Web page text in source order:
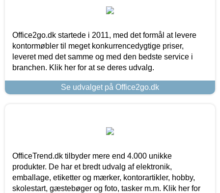
Office2go.dk startede i 2011, med det formål at levere
kontormøbler til meget konkurrencedygtige priser,
leveret med det samme og med den bedste service i
branchen. Klik her for at se deres udvalg.
Se udvalget på Office2go.dk
OfficeTrend.dk tilbyder mere end 4.000 unikke
produkter. De har et bredt udvalg af elektronik,
emballage, etiketter og mærker, kontorartikler, hobby,
skolestart, gæstebøger og foto, tasker m.m. Klik her for